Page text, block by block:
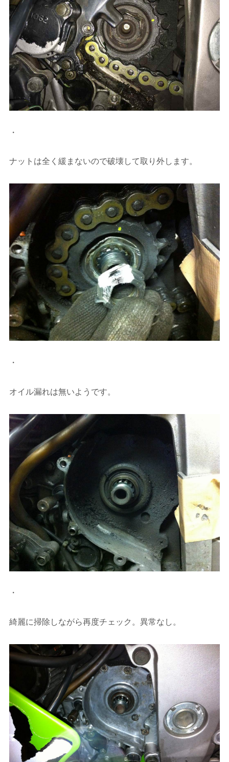
・
ナットは全く緩まないので破壊して取り外します。
・
オイル漏れは無いようです。
・
綺麗に掃除しながら再度チェック。異常なし。